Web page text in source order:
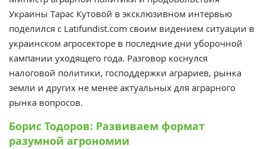
Украины Тарас Кутовой в эксклюзивном интервью
поделился с Latifundist.com своим видением ситуации в
украинском агросекторе в последние дни уборочной
кампании уходящего года. Разговор коснулся
налоговой политики, господдержки аграриев, рынка
земли и других не менее актуальных для аграрного
рынка вопросов.
Борис Тодоров: Развиваем формат
разумной агрономии